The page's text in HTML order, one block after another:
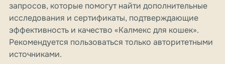
запросов, которые помогут найти дополнительные
исследования и сертификаты, подтверждающие
эффективность и качество «Калмекс для кошек».
Рекомендуется пользоваться только авторитетными
источниками.